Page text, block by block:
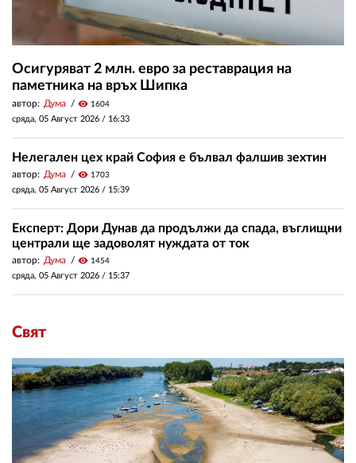
Осигуряват 2 млн. евро за реставрация на
паметника на връх Шипка
автор: Дума visibility 1604
сряда, 05 Август 2026 / 16:33
Нелегален цех край София е бълвал фалшив зехтин
автор: Дума visibility 1703
сряда, 05 Август 2026 / 15:39
Експерт: Дори Дунав да продължи да спада, въглищни
централи ще задоволят нуждата от ток
автор: Дума visibility 1454
сряда, 05 Август 2026 / 15:37
Свят